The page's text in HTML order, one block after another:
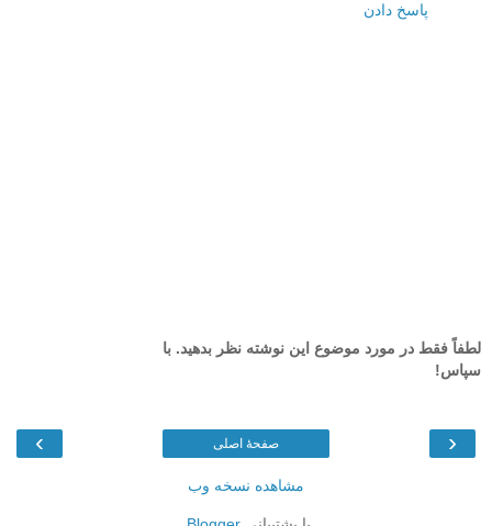
پاسخ دادن
لطفاً فقط در مورد موضوع این نوشته نظر بدهید. با
سپاس!
‹
› صفحهٔ اصلی
مشاهده نسخه وب